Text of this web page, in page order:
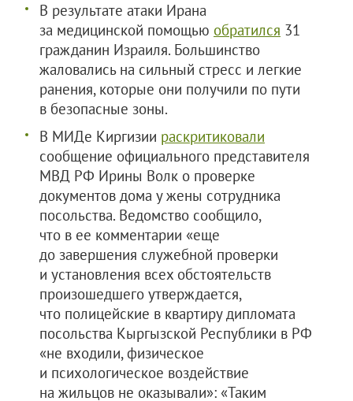
В результате атаки Ирана
за медицинской помощью обратился 31
гражданин Израиля. Большинство
жаловались на сильный стресс и легкие
ранения, которые они получили по пути
в безопасные зоны.
В МИДе Киргизии раскритиковали
сообщение официального представителя
МВД РФ Ирины Волк о проверке
документов дома у жены сотрудника
посольства. Ведомство сообщило,
что в ее комментарии «еще
до завершения служебной проверки
и установления всех обстоятельств
произошедшего утверждается,
что полицейские в квартиру дипломата
посольства Кыргызской Республики в РФ
«не входили, физическое
и психологическое воздействие
на жильцов не оказывали»: «Таким